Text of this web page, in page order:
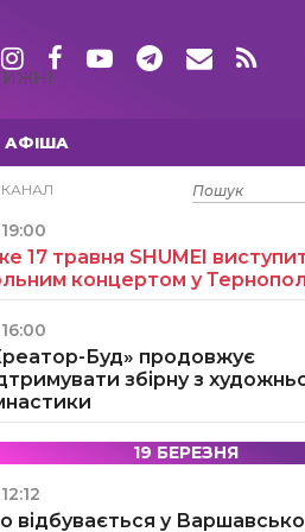
АФІША
15 ТРАВНЯ
19:00
17 травня SHUMEI
концертом у
16:00
Буд» продовжує
збірну з
19 БЕРЕЗНЯ
12:12
відбувається у